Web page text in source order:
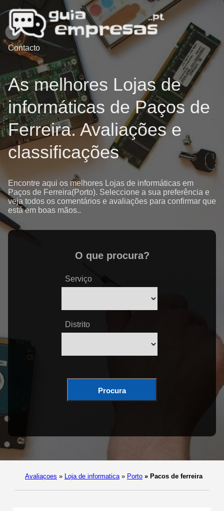
Contacto
As melhores Lojas de
informáticas de Paços de
Ferreira. Avaliações e
classificações
Encontre aqui os melhores Lojas de informáticas em
Paços de Ferreira(Porto). Seleccione a sua preferência e
veja todos os comentários e avaliações para confirmar que
está em boas mãos..
O que procura?
Serviço
Distrito
Procura
Avaliaçoes » Loja de informatica » Porto » Pacos de ferreira